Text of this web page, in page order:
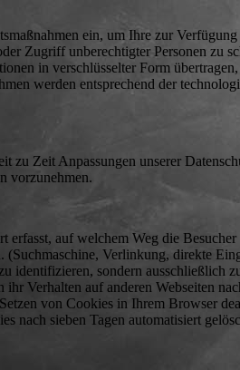
ein, um Ihre zur
Zugriff unberechtigter Personen zu
in verschlüsselter Form
werden entsprechend der
zu Zeit Anpassungen unserer
vorzunehmen.
auf welchem Weg die
Verlinkung, direkte
identifizieren, sondern ausschließlich
Verhalten auf anderen Webseiten
von Cookies in Ihrem Browser
nach sieben Tagen automatisiert